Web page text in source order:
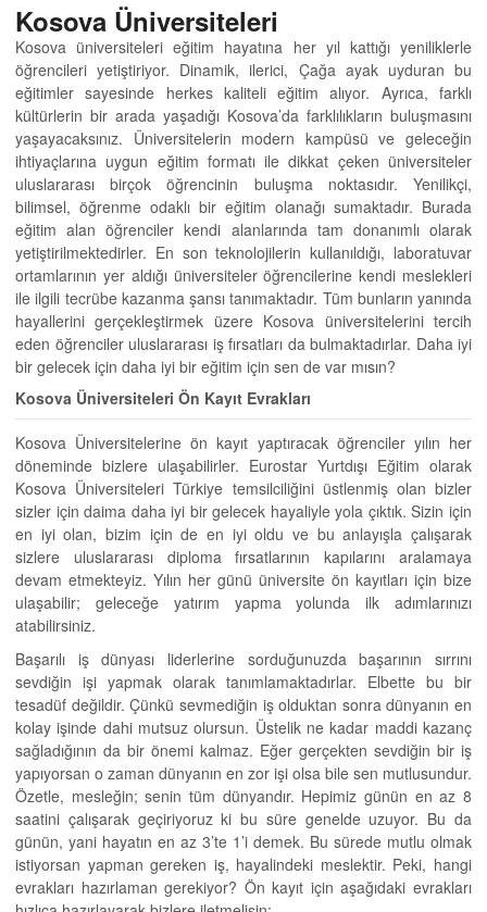
Kosova Üniversiteleri
Kosova üniversiteleri eğitim hayatına her yıl kattığı yeniliklerle
öğrencileri yetiştiriyor. Dinamik, ilerici, Çağa ayak uyduran bu
eğitimler sayesinde herkes kaliteli eğitim alıyor. Ayrıca, farklı
kültürlerin bir arada yaşadığı Kosova’da farklılıkların buluşmasını
yaşayacaksınız. Üniversitelerin modern kampüsü ve geleceğin
ihtiyaçlarına uygun eğitim formatı ile dikkat çeken üniversiteler
uluslararası birçok öğrencinin buluşma noktasıdır. Yenilikçi,
bilimsel, öğrenme odaklı bir eğitim olanağı sumaktadır. Burada
eğitim alan öğrenciler kendi alanlarında tam donanımlı olarak
yetiştirilmektedirler. En son teknolojilerin kullanıldığı, laboratuvar
ortamlarının yer aldığı üniversiteler öğrencilerine kendi meslekleri
ile ilgili tecrübe kazanma şansı tanımaktadır. Tüm bunların yanında
hayallerini gerçekleştirmek üzere Kosova üniversitelerini tercih
eden öğrenciler uluslararası iş fırsatları da bulmaktadırlar. Daha iyi
bir gelecek için daha iyi bir eğitim için sen de var mısın?
Kosova Üniversiteleri Ön Kayıt Evrakları
Kosova Üniversitelerine ön kayıt yaptıracak öğrenciler yılın her
döneminde bizlere ulaşabilirler. Eurostar Yurtdışı Eğitim olarak
Kosova Üniversiteleri Türkiye temsilciliğini üstlenmiş olan bizler
sizler için daima daha iyi bir gelecek hayaliyle yola çıktık. Sizin için
en iyi olan, bizim için de en iyi oldu ve bu anlayışla çalışarak
sizlere uluslararası diploma fırsatlarının kapılarını aralamaya
devam etmekteyiz. Yılın her günü üniversite ön kayıtları için bize
ulaşabilir; geleceğe yatırım yapma yolunda ilk adımlarınızı
atabilirsiniz.
Başarılı iş dünyası liderlerine sorduğunuzda başarının sırrını
sevdiğin işi yapmak olarak tanımlamaktadırlar. Elbette bu bir
tesadüf değildir. Çünkü sevmediğin iş olduktan sonra dünyanın en
kolay işinde dahi mutsuz olursun. Üstelik ne kadar maddi kazanç
sağladığının da bir önemi kalmaz. Eğer gerçekten sevdiğin bir iş
yapıyorsan o zaman dünyanın en zor işi olsa bile sen mutlusundur.
Özetle, mesleğin; senin tüm dünyandır. Hepimiz günün en az 8
saatini çalışarak geçiriyoruz ki bu süre genelde uzuyor. Bu da
günün, yani hayatın en az 3’te 1’i demek. Bu sürede mutlu olmak
istiyorsan yapman gereken iş, hayalindeki meslektir. Peki, hangi
evrakları hazırlaman gerekiyor? Ön kayıt için aşağıdaki evrakları